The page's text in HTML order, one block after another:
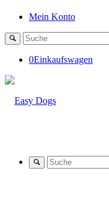
Mein Konto
0Einkaufswagen